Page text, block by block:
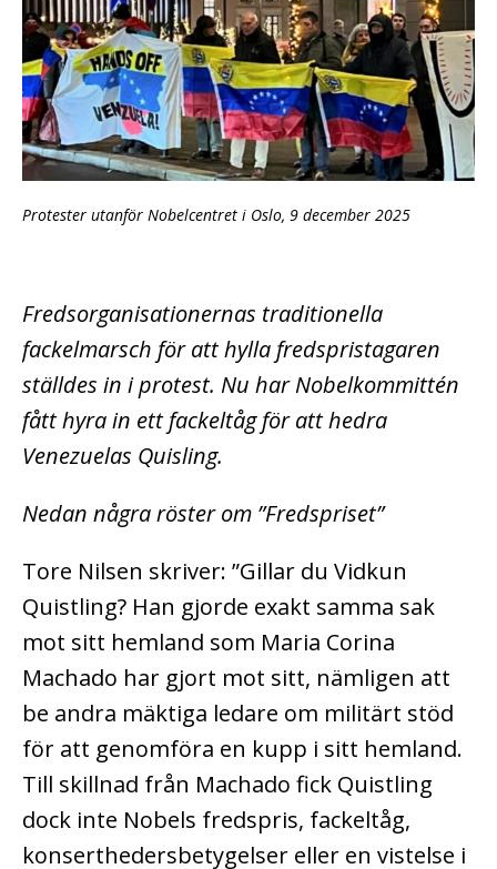
Protester utanför Nobelcentret i Oslo, 9 december 2025
Fredsorganisationernas traditionella
fackelmarsch för att hylla fredspristagaren
ställdes in i protest. Nu har Nobelkommittén
fått hyra in ett fackeltåg för att hedra
Venezuelas Quisling.
Nedan några röster om ”Fredspriset”
Tore Nilsen skriver: ”Gillar du Vidkun
Quistling? Han gjorde exakt samma sak
mot sitt hemland som Maria Corina
Machado har gjort mot sitt, nämligen att
be andra mäktiga ledare om militärt stöd
för att genomföra en kupp i sitt hemland.
Till skillnad från Machado fick Quistling
dock inte Nobels fredspris, fackeltåg,
konserthedersbetygelser eller en vistelse i